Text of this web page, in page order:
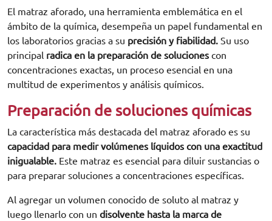
El matraz aforado, una herramienta emblemática en el
ámbito de la química, desempeña un papel fundamental en
los laboratorios gracias a su precisión y fiabilidad. Su uso
principal radica en la preparación de soluciones con
concentraciones exactas, un proceso esencial en una
multitud de experimentos y análisis químicos.
Preparación de soluciones químicas
La característica más destacada del matraz aforado es su
capacidad para medir volúmenes líquidos con una exactitud
inigualable. Este matraz es esencial para diluir sustancias o
para preparar soluciones a concentraciones específicas.
Al agregar un volumen conocido de soluto al matraz y
luego llenarlo con un disolvente hasta la marca de